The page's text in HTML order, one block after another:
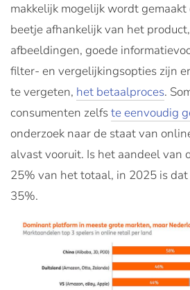
makkelijk mogelijk wordt gemaakt
beetje afhankelijk van het
afbeeldingen, goede
filter- en vergelijkingsopties zijn
te vergeten, het betaalproces.
consumenten zelfste eenvoudig
onderzoek naar de staat van
alvast vooruit. Is het aandeel van
25% van het totaal, in 2025 is
35%.